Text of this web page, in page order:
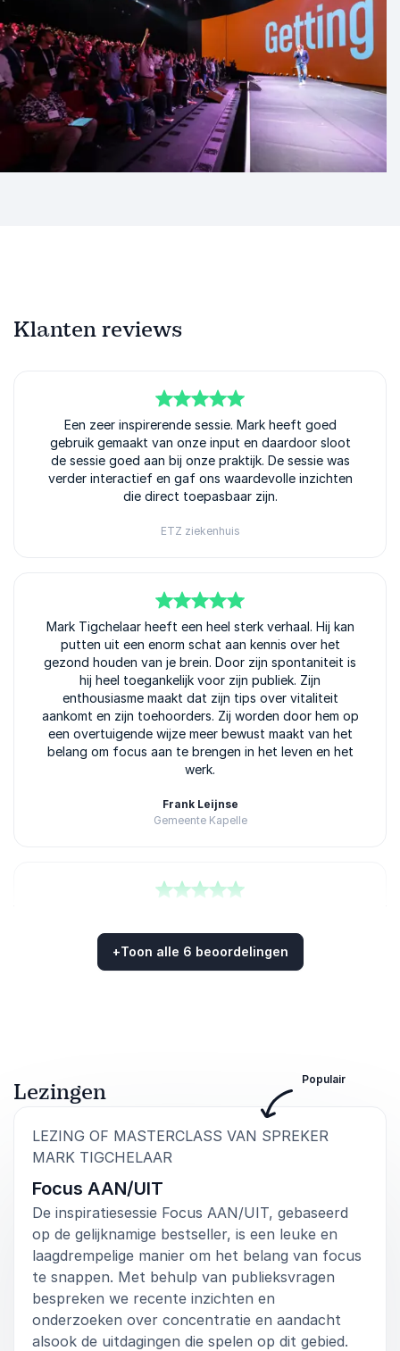
Klanten reviews
van5
Een zeer inspirerende sessie. Mark heeft goed
gebruik gemaakt van onze input en daardoor sloot
de sessie goed aan bij onze praktijk. De sessie was
verder interactief en gaf ons waardevolle inzichten
die direct toepasbaar zijn.
ETZ ziekenhuis
5van5
Mark Tigchelaar heeft een heel sterk verhaal. Hij kan
putten uit een enorm schat aan kennis over het
gezond houden van je brein. Door zijn spontaniteit is
hij heel toegankelijk voor zijn publiek. Zijn
enthousiasme maakt dat zijn tips over vitaliteit
aankomt en zijn toehoorders. Zij worden door hem op
een overtuigende wijze meer bewust maakt van het
belang om focus aan te brengen in het leven en het
werk.
Frank Leijnse
Gemeente Kapelle
dat we een optie hebben kunnen nemen op 2 data,
omdat destijds de datum nog niet definitief was.
Heel meewerkend.
Heel prettig persoon, toegankelijk, vriendelijk.
Meedenkend wat wel en niet handig is tijdens
webinar. Veel kennis, humor en maakte er een
Talentenregio
5van5
Reacties tijdens en na de lezing waren uitgesproken
positief. Er was goede interactie en de inhoud is in
+Toon alle 6 beoordelingen
Lezingen
LEZING OF MASTERCLASS VAN SPREKER
MARK TIGCHELAAR
Focus AAN/UIT
De inspiratiesessie Focus AAN/UIT, gebaseerd
op de gelijknamige bestseller, is een leuke en
laagdrempelige manier om het belang van focus
te snappen. Met behulp van publieksvragen
bespreken we recente inzichten en
onderzoeken over concentratie en aandacht
alsook de uitdagingen die spelen op dit gebied.
Populair